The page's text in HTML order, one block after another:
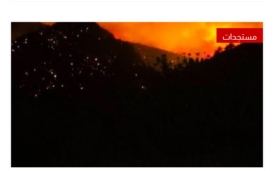
مستجدات